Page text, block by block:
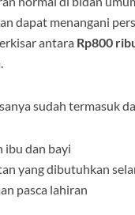
dapat menangani
antara Rp800
sudah termasuk
ibu dan bayi
yang dibutuhkan
pasca lahiran